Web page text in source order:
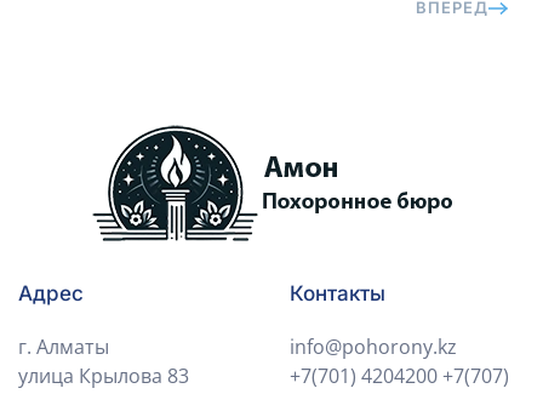
ВПЕРЕД
Адрес
г. Алматы
улица Крылова 83
Контакты
info@pohorony.kz
+7(701) 4204200+7(707)